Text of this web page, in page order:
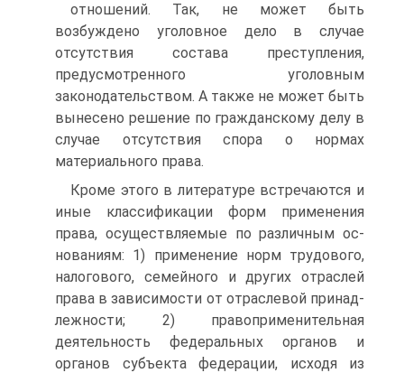
отношений. Так, не может быть
возбуждено уголовное дело в случае
отсутствия состава преступления,
предусмотренного уго­ловным
законодательством. А также не может быть
вынесено решение по гражданскому делу в
случае отсутствия спора о нор­мах
материального права.
Кроме этого в литературе встречаются и
иные классифика­ции форм применения
права, осуществляемые по различным ос­
нованиям: 1) применение норм трудового,
налогового, семейного и других отраслей
права в зависимости от отраслевой принад­
лежности; 2) правоприменительная
деятельность федеральных органов и
органов субъекта федерации, исходя из